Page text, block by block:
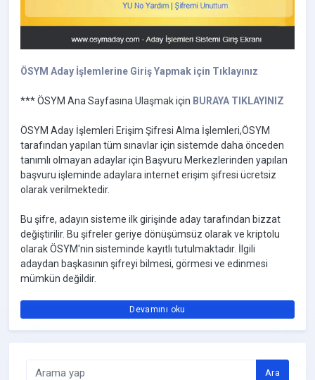
ÖSYM Aday İşlemlerine Giriş Yapmak için Tıklayınız
*** ÖSYM Ana Sayfasına Ulaşmak için BURAYA TIKLAYINIZ
ÖSYM Aday İşlemleri Erişim Şifresi Alma İşlemleri,ÖSYM
tarafından yapılan tüm sınavlar için sistemde daha önceden
tanımlı olmayan adaylar için Başvuru Merkezlerinden yapılan
başvuru işleminde adaylara internet erişim şifresi ücretsiz
olarak verilmektedir.
Bu şifre, adayın sisteme ilk girişinde aday tarafından bizzat
değiştirilir. Bu şifreler geriye dönüşümsüz olarak ve kriptolu
olarak ÖSYM'nin sisteminde kayıtlı tutulmaktadır. İlgili
adaydan başkasının şifreyi bilmesi, görmesi ve edinmesi
mümkün değildir.
Devamını oku
Ara